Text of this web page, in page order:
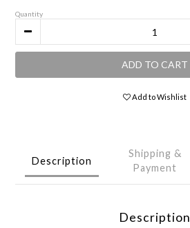
Quantity
ADD TO CART
Add to Wishlist
Description
Shipping &
Payment
Description